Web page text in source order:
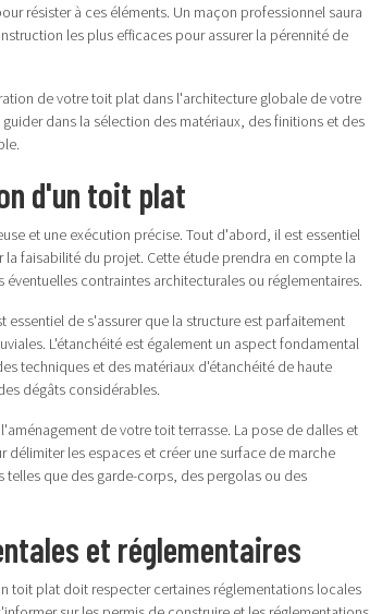
résister à ces éléments. Un maçon professionnel saura
les plus efficaces pour assurer la pérennité de
de votre toit plat dans l'architecture globale de votre
dans la sélection des matériaux, des finitions et des
d'un toit plat
et une exécution précise. Tout d'abord, il est essentiel
faisabilité du projet. Cette étude prendra en compte la
contraintes architecturales ou réglementaires.
de s'assurer que la structure est parfaitement
L'étanchéité est également un aspect fondamental
techniques et des matériaux d'étanchéité de haute
dégâts considérables.
de votre toit terrasse. La pose de dalles et
les espaces et créer une surface de marche
que des garde-corps, des pergolas ou des
et réglementaires
toit plat doit respecter certaines réglementations locales